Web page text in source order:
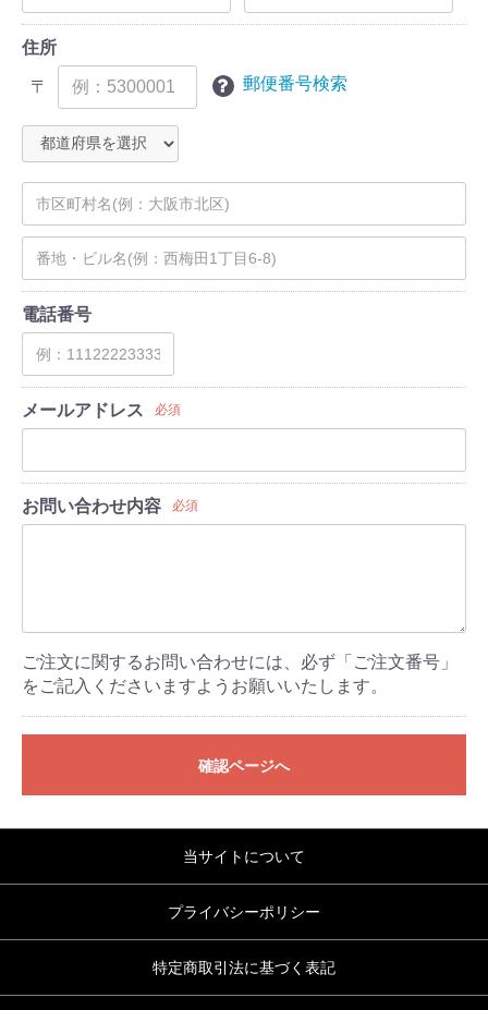
住所
〒
郵便番号検索
電話番号
メールアドレス 必須
お問い合わせ内容 必須
ご注文に関するお問い合わせには、必ず「ご注文番号」
をご記入くださいますようお願いいたします。
確認ページへ
当サイトについて
プライバシーポリシー
特定商取引法に基づく表記